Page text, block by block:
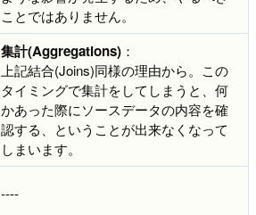
ことではありません。
集計(Aggregations) ：
上記結合(Joins)同様の理由から。この
タイミングで集計をしてしまうと、何
かあった際にソースデータの内容を確
認する、ということが出来なくなって
しまいます。
----